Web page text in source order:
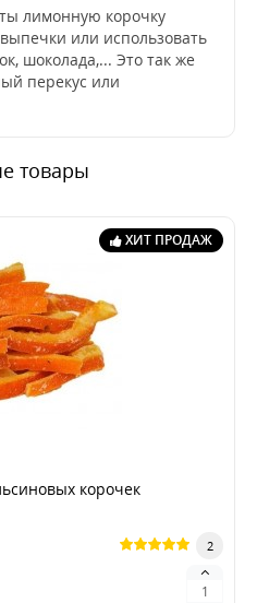
лимонную корочку
или использовать
шоколада,... Это так же
перекус или
товары
ХИТ ПРОДАЖ
корочек
2